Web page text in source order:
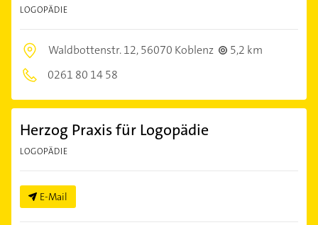
LOGOPÄDIE
Waldbottenstr. 12,56070 Koblenz
5,2 km
0261 80 14 58
Herzog Praxis für Logopädie
LOGOPÄDIE
E-Mail